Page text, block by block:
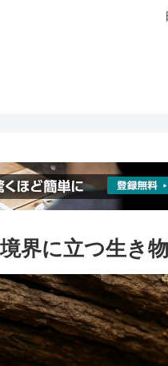
境界に立つ生